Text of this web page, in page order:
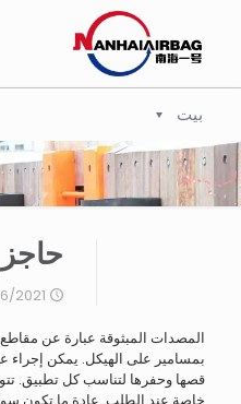
بيت
2021
المصدات المبثوقة عبارة عن مقاطع
بمسامير على الهيكل. يمكن إجراء
قصها وحفرها لتناسب كل تطبيق.